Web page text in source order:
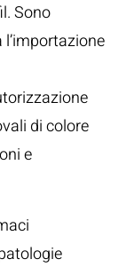
Sono
di colore
e